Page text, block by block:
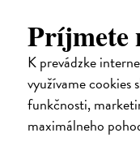
Príjmete
K prevádzke
využívame cookies
funkčnosti,
maximálneho
obrovských armád,
Na sklade
18,55 €
19,95 € ?